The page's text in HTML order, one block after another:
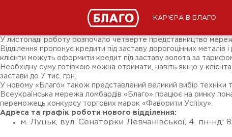
КАР'ЄРА В БЛАГО
Подписчикам соц-сетей
У листопаді роботу розпочало четверте представництво
Відділення пропонує кредити під заставу дорогоцінних металів
клієнти можуть оформити кредит під заставу золота за
Необхідну суму готівкою можна отримати, навіть якщо у
застави до 7 тис. грн.
У новому «Благо» також представлений великий вибір техніки
Всеукраїнська мережа ломбардів «Благо» працює на ринку
переможець конкурсу торгових марок «Фаворити Успіху».
Адреса та графік роботи нового відділення:
м. Луцьк, вул. Сенаторки Левчанівської, 4, пн-нд: